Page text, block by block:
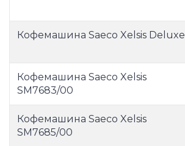
Кофемашина Saeco Xelsis Deluxe
Кофемашина Saeco Xelsis
SM7683/00
Кофемашина Saeco Xelsis
SM7685/00